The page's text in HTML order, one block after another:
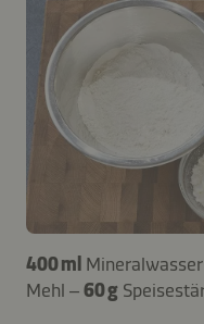
400 ml
Mehl –60 g